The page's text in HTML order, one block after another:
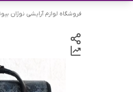
فروشگاه لوازم آرایشی نوژان